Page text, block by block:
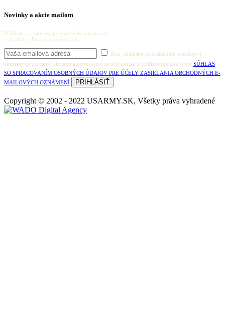
Novinky a akcie mailom
Prihláste sa a dostávajte najnovšie informácie
o akciách, zľavách a novinkách.
Áno, súhlasím so zasielaním e-mailov s
aktuálnymi zľavami, akciami a novinkami na môj e-mail a prihlásením udeľujem SÚHLAS
SO SPRACOVANÍM OSOBNÝCH ÚDAJOV PRE ÚČELY ZASIELANIA OBCHODNÝCH E-
MAILOVÝCH OZNÁMENÍ
Copyright © 2002 - 2022 USARMY.SK, Všetky práva vyhradené